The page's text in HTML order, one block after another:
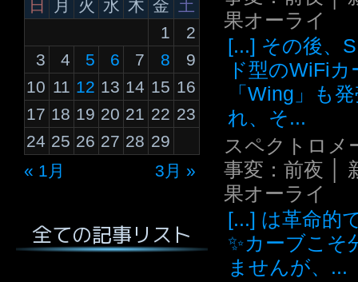
日
月 火 水 木 金 土
« 1月 3月 »
1
2
3
4 5 6 7 8
9
10 11 12 13 14 15 16
17 18 19 20 21 22 23
24 25 26 27 28 29
全ての記事リスト
果オーライ
[...] その後、
ド型のWiFiカ
「Wing」も
れ、そ...
スペクトロメ
事変：前夜 │
果オーライ
[...] は革命的
✨カーブこそ
ませんが、...